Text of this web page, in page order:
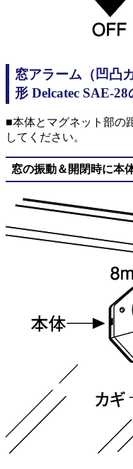
窓アラーム（凹凸
形 Delcatec SAE-
■本体とマグネット部の
してください。
窓の振動＆開閉時に本